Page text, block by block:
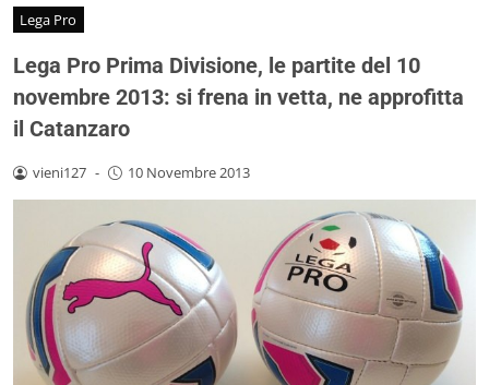
Lega Pro
Lega Pro Prima Divisione, le partite del 10
novembre 2013: si frena in vetta, ne approfitta
il Catanzaro
vieni127 - 10 Novembre 2013